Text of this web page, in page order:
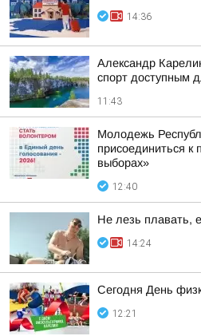
14:36
Александр
спорт доступным
11:43
Молодежь
присоединиться к
выборах»
12:40
Не лезь плавать,
14:24
Сегодня День
12:21